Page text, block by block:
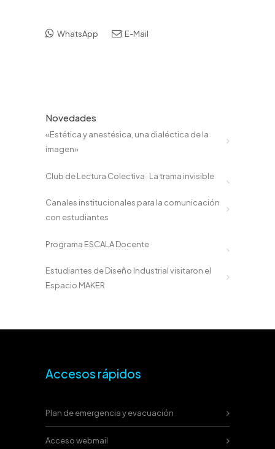
WhatsApp E-Mail
Novedades
«Estética y anestésica, una dialéctica de la
imagen»
Club de Lectura Colectiva · La trama invisible
Canales institucionales para la comunicación
con estudiantes
Programa ESCALA Docente
Estudiantes de Diseño Industrial visitaron el
Espacio MAKER
Accesos rápidos
Plan de emergencia y evacuación
Acceso webmail